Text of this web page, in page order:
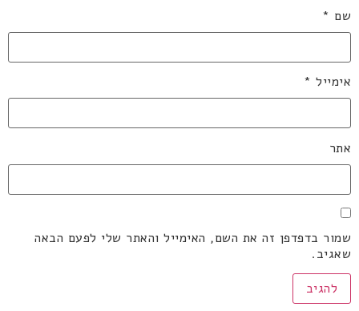
שם *
אימייל *
אתר
שמור בדפדפן זה את השם, האימייל והאתר שלי לפעם הבאה
שאגיב.